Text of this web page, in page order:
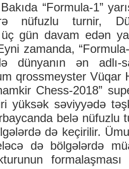
“Formula-1”
nüfuzlu turnir,
gün davam edən
zamanda,
dünyanın ən adlı-
qrossmeyster Vüqar
Chess-2018”
yüksək səviyyədə
belə nüfuzlu
də keçirilir.
də bölgələrdə